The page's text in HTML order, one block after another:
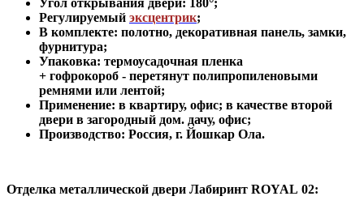
Угол открывания двери: 180°;
Регулируемый эксцентрик;
В комплекте: полотно, декоративная панель, замки,
фурнитура;
Упаковка: термоусадочная пленка
+ гофрокороб - перетянут полипропиленовыми
ремнями или лентой;
Применение: в квартиру, офис; в качестве второй
двери в загородный дом. дачу, офис;
Производство: Россия, г. Йошкар Ола.
Отделка металлической двери Лабиринт ROYAL 02: